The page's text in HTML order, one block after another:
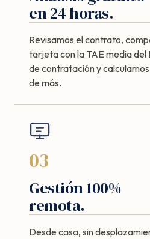
en 24 horas.
Revisamos el contrato,
tarjeta con la TAE media del
de contratación y
de más.
03
Gestión 100%
remota.
Desde casa, sin